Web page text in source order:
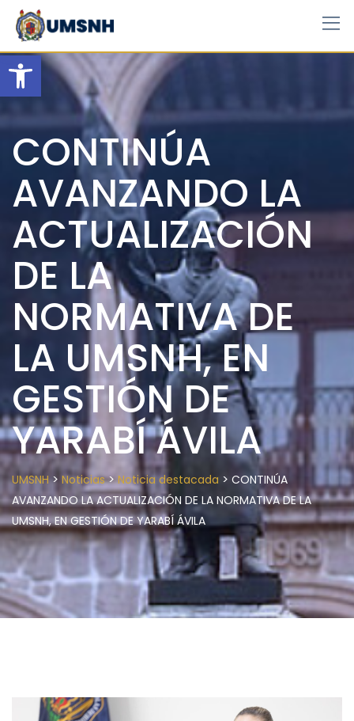
Open toolbar
Skip
content
CONTINÚA
AVANZANDO LA
ACTUALIZACIÓN
DE LA
NORMATIVA DE
LA UMSNH, EN
GESTIÓN DE
YARABÍ ÁVILA
UMSNH> Noticias>Noticia destacada > CONTINÚA
AVANZANDO LA ACTUALIZACIÓN DE LA NORMATIVA DE LA
UMSNH, EN GESTIÓN DE YARABÍ ÁVILA